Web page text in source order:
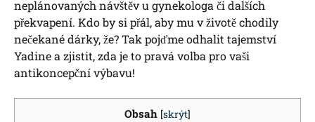
neplánovaných návštěv u gynekologa či dalších
překvapení. Kdo by si přál, aby mu v životě chodily
nečekané dárky, že? Tak pojďme odhalit tajemství
Yadine a zjistit, zda je to pravá volba pro vaši
antikoncepční výbavu!
Obsah [skrýt]